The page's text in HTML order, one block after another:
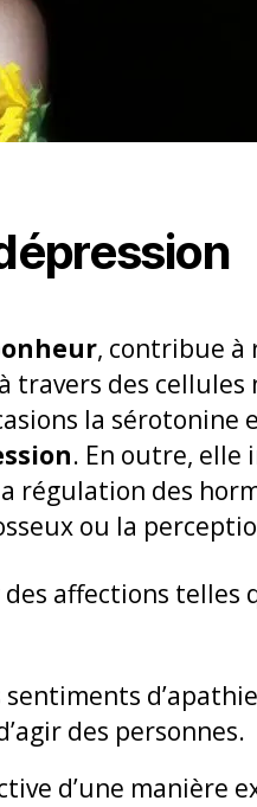
, contribue à
travers des cellules
la sérotonine
. En outre, elle
régulation des
ou la
affections telles
des personnes.
d’une manière